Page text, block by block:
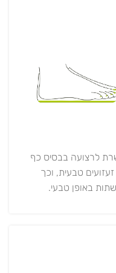
לרצועה בבסיס כף
טבעית, וכך
באופן טבעי.